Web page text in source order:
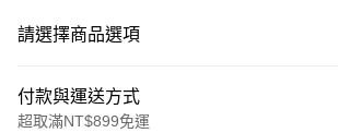
請選擇商品選項
付款與運送方式
超取滿NT$899免運